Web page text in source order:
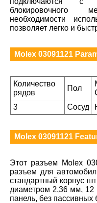
блокировочного
необходимости
позволяет легко и
Molex 03091121
Количество
рядов
Пол
3 Сосуд
Molex 03091121
Этот разъем Molex
разъем для
стандартный корпус
диаметром 2,36 мм, 12
панель, без